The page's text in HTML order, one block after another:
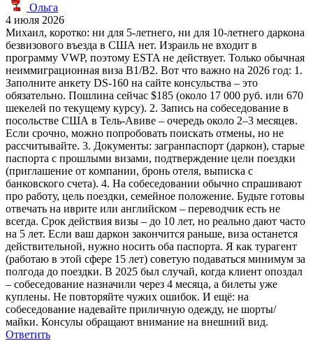
Ольга
4 июля 2026
Михаил, коротко: ни для 5-летнего, ни для 10-летнего даркона
безвизового въезда в США нет. Израиль не входит в
программу VWP, поэтому ESTA не действует. Только обычная
неиммиграционная виза B1/B2. Вот что важно на 2026 год: 1.
Заполните анкету DS-160 на сайте консульства – это
обязательно. Пошлина сейчас $185 (около 17 000 руб. или 670
шекелей по текущему курсу). 2. Запись на собеседование в
посольстве США в Тель-Авиве – очередь около 2–3 месяцев.
Если срочно, можно попробовать поискать отмены, но не
рассчитывайте. 3. Документы: загранпаспорт (даркон), старые
паспорта с прошлыми визами, подтверждение цели поездки
(приглашение от компании, бронь отеля, выписка с
банковского счета). 4. На собеседовании обычно спрашивают
про работу, цель поездки, семейное положение. Будьте готовы
отвечать на иврите или английском – переводчик есть не
всегда. Срок действия визы – до 10 лет, но реально дают часто
на 5 лет. Если ваш даркон закончится раньше, виза останется
действительной, нужно носить оба паспорта. Я как турагент
(работаю в этой сфере 15 лет) советую подаваться минимум за
полгода до поездки. В 2025 был случай, когда клиент опоздал
– собеседование назначили через 4 месяца, а билеты уже
куплены. Не повторяйте чужих ошибок. И ещё: на
собеседование надевайте приличную одежду, не шорты/
майки. Консулы обращают внимание на внешний вид.
Ответить